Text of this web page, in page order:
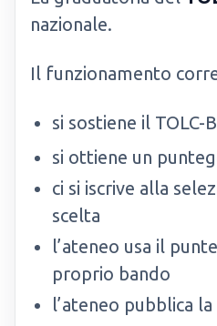
nazionale.
Il funzionamento
si sostiene il TOLC-
si ottiene un
ci si iscrive alla
scelta
l’ateneo usa il
proprio bando
l’ateneo pubblica